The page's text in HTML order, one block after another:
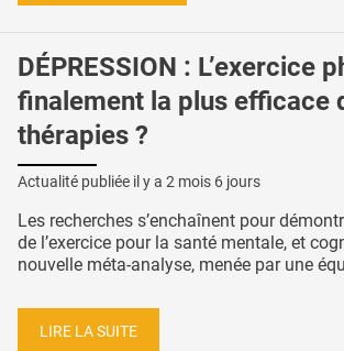
DÉPRESSION : L’exercice
finalement la plus efficace
thérapies ?
Actualité publiée il y a 2 mois 6 jours
Les recherches s’enchaînent pour
de l’exercice pour la santé mentale, et
nouvelle méta-analyse, menée par une
LIRE LA SUITE